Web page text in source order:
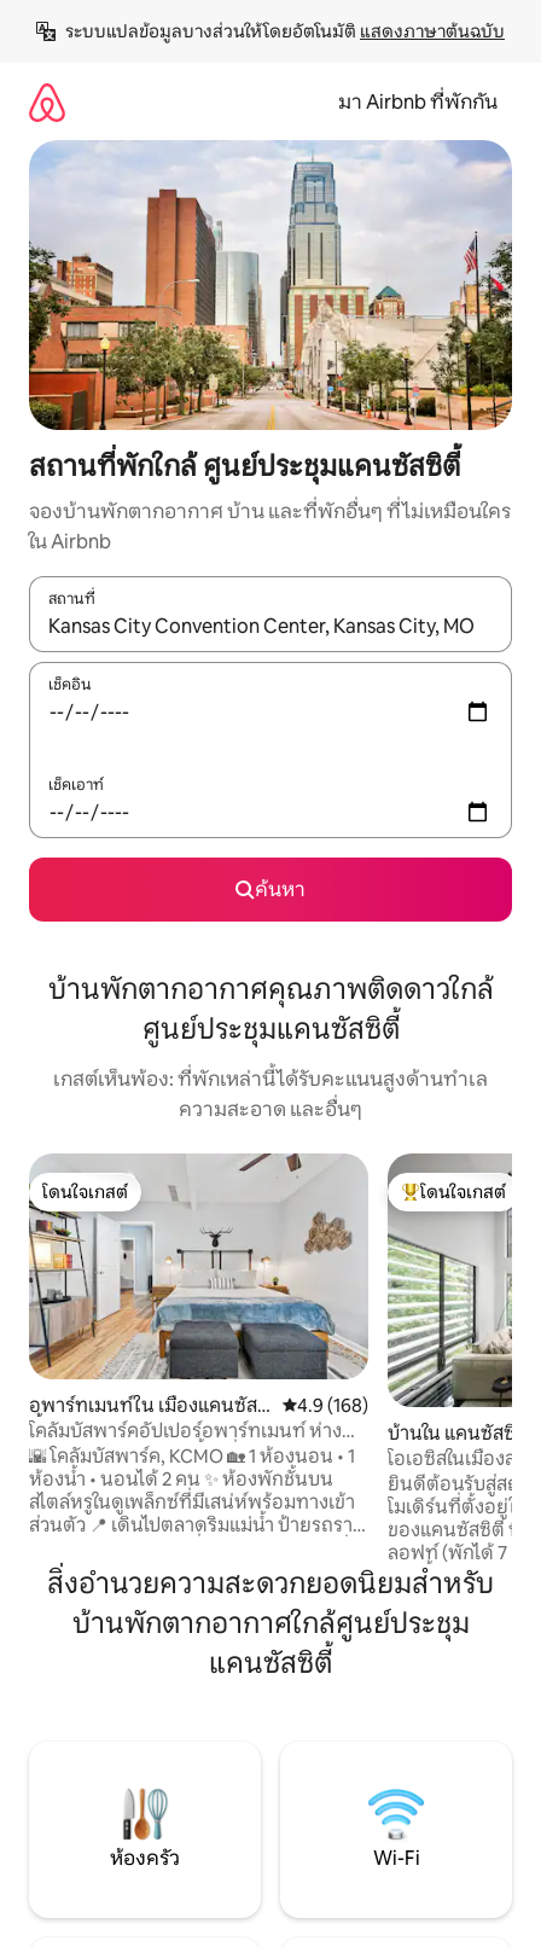
เนื้อหา
ระบบแปลข้อมูลบางส่วนให้โดยอัตโนมัติ แสดงภาษาต้นฉบับ
มา Airbnb ที่พักกัน
สถานที่พักใกล้ ศูนย์ประชุมแคนซัสซิตี้
จองบ้านพักตากอากาศ บ้าน และที่พักอื่นๆ ที่ไม่เหมือนใคร
ใน Airbnb
สถานที่
ใช้ลูกศรขึ้นลง หรือใช้การสัมผัสหรือปัด เพื่อสำรวจผลการค้นหา
เช็คอิน
เช็คเอาท์
ค้นหา
บ้านพักตากอากาศคุณภาพติดดาวใกล้
ศูนย์ประชุมแคนซัสซิตี้
เกสต์เห็นพ้อง: ที่พักเหล่านี้ได้รับคะแนนสูงด้านทำเล
ความสะอาด และอื่นๆ
โดนใจเกสต์
โดนใจเกสต์
อพาร์ทเมนท์ใน เมืองแคนซัสซิ
ตี้
คะแนนเฉลี่ย 4.9 จาก 5, 168 รีวิว
4.9 (168)
โคลัมบัสพาร์คอัปเปอร์อพาร์ทเมนท์ ห่าง
จากตัวเมืองเคนซัสซิตี้ไม่กี่นาที
🌇 โคลัมบัสพาร์ค, KCMO 🏡 1 ห้องนอน • 1
ห้องน้ำ • นอนได้ 2 คน ✨ ห้องพักชั้นบน
สไตล์หรูในดูเพล็กซ์ที่มีเสน่ห์พร้อมทางเข้า
ส่วนตัว 📍 เดินไปตลาดริมแม่น้ำ ป้ายรถราง
🛋️ ห้องนั่งเล่นสบาย ๆ พร้อมสมาร์ททีวี
หนังสือ และเกมกระดาน 🍳 ห้องครัวพร้อม
อุปกรณ์ครบครัน + บาร์กาแฟ 4 ตัวเลือก 🛏️
ห้องนอนคิงไซส์พร้อมพื้นที่ทำงาน สมาร์ท
ทีวี และพื้นที่เก็บของมากมาย 🧴 ผลิตภัณฑ์
โดนใจเกสต์ที่สุด
โดนใจเกสต์
บ้านใน แคนซัสซิตี
โอเอซิสในเมืองสไ
ห้องนอน พักได้ 7
ยินดีต้อนรับสู่สถา
โมเดิร์นที่ตั้งอยู่ใน
ของแคนซัสซิตี ที่
ลอฟท์ (พักได้ 7 คน
แห่งนี้ได้รับการอ
สะดวกสบายอย่าง
มิตรกับสิ่งแวดล้อม
ยอดเยี่ยมอย่างแท้จริง ตั้งอยู่ใจกล
สิ่งอำนวยความสะดวกยอดนิยมสำหรับ
บ้านพักตากอากาศใกล้ศูนย์ประชุม
แคนซัสซิตี้
ห้องครัว Wi-Fi